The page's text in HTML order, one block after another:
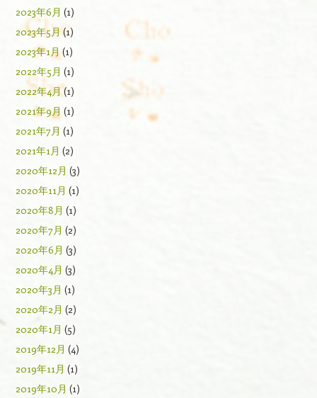
2023年6月 (1)
2023年5月 (1)
2023年1月(1)
2022年5月 (1)
2022年4月(1)
2021年9月 (1)
2021年7月 (1)
2021年1月 (2)
2020年12月 (3)
2020年11月 (1)
2020年8月 (1)
2020年7月 (2)
2020年6月 (3)
2020年4月 (3)
2020年3月 (1)
2020年2月 (2)
2020年1月 (5)
2019年12月 (4)
2019年11月 (1)
2019年10月 (1)